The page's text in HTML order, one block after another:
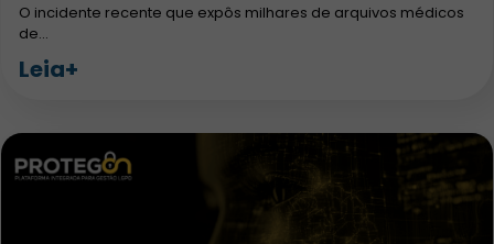
O incidente recente que expôs milhares de arquivos médicos
de…
Leia+